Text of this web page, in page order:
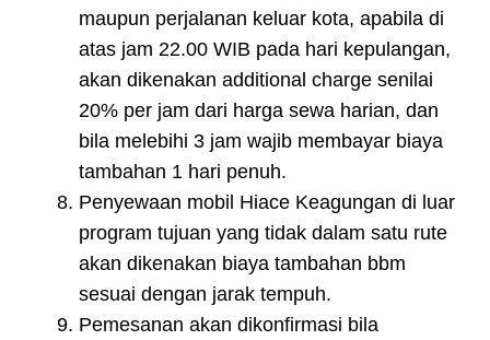
maupun perjalanan keluar kota, apabila di
atas jam 22.00 WIB pada hari kepulangan,
akan dikenakan additional charge senilai
20% per jam dari harga sewa harian, dan
bila melebihi 3 jam wajib membayar biaya
tambahan 1 hari penuh.
Penyewaan mobil Hiace Keagungan di luar
program tujuan yang tidak dalam satu rute
akan dikenakan biaya tambahan bbm
sesuai dengan jarak tempuh.
Pemesanan akan dikonfirmasi bila